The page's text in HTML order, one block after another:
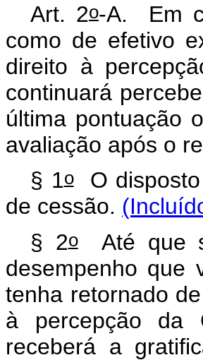
Art. 2o-A. Em
como de efetivo
direito à
continuará
última pontuação
avaliação após o
§ 1oO disposto
de cessão.
§ 2oAté que
desempenho que
tenha retornado
à percepção da
receberá a